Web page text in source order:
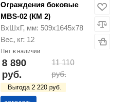
Ограждения боковые
MBS-02 (КМ 2)
ВхШхГ, мм: 509х1645х78
Вес, кг: 12
Нет в наличии
8 890
руб.
11 110
руб.
Выгода 2 220 руб.